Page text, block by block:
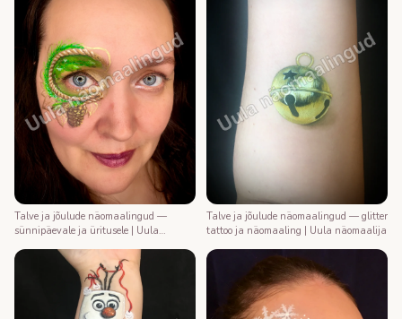
Talve ja jõulude näomaalingud —
sünnipäevale ja üritusele | Uula
Talve ja jõulude näomaalingud — glitter
tattoo ja näomaaling | Uula näomaalija